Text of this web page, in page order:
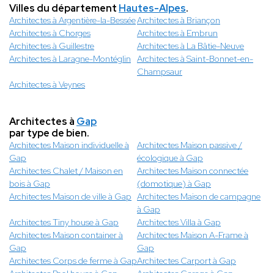
Villes du département Hautes-Alpes.
Architectes à Argentière-la-BesséeArchitectes à Briançon
Architectes à Chorges
Architectes à Embrun
Architectes à Guillestre
Architectes à La Bâtie-Neuve
Architectes à Laragne-Montéglin
Architectes à Saint-Bonnet-en-
Champsaur
Architectes à Veynes
Architectes à Gap
par type de bien.
Architectes Maison individuelle à
Gap
Architectes Maison passive /
écologique à Gap
Architectes Chalet / Maison en
bois à Gap
Architectes Maison connectée
(domotique) à Gap
Architectes Maison de ville à Gap Architectes Maison de campagne
à Gap
Architectes Tiny house à Gap
Architectes Villa à Gap
Architectes Maison container à
Gap
Architectes Maison A-Frame à
Gap
Architectes Corps de ferme à GapArchitectes Carport à Gap